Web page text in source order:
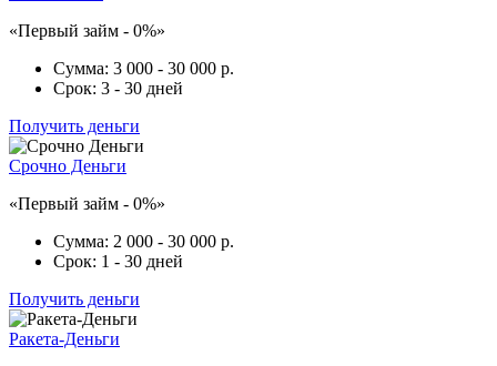
«Первый займ - 0%»
Сумма: 3 000 - 30 000 р.
Срок: 3 - 30 дней
Получить деньги
Срочно Деньги
«Первый займ - 0%»
Сумма: 2 000 - 30 000 р.
Срок: 1 - 30 дней
Получить деньги
Ракета-Деньги